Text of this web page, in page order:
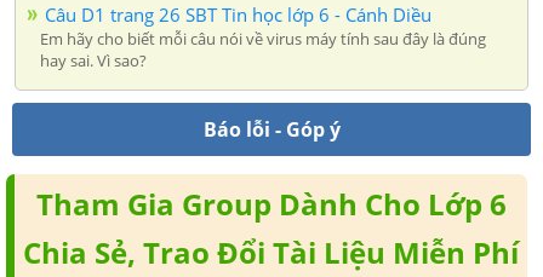
Câu D1 trang 26 SBT Tin học lớp 6 - Cánh Diều
Em hãy cho biết mỗi câu nói về virus máy tính sau đây là đúng
hay sai. Vì sao?
Báo lỗi - Góp ý
Tham Gia Group Dành Cho Lớp 6
Chia Sẻ, Trao Đổi Tài Liệu Miễn Phí